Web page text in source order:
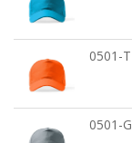
0501-T
0501-G